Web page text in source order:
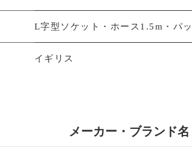
L字型ソケット・ホース1.5m・パ
イギリス
メーカー・ブランド名